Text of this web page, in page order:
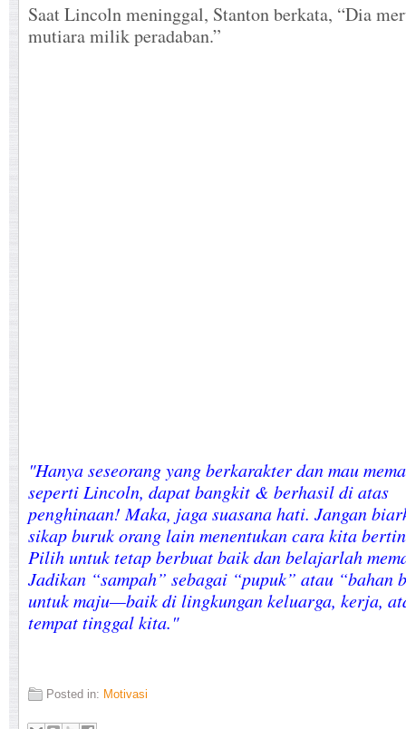
Saat Lincoln meninggal, Stanton berkata, “Dia
mutiara milik peradaban.”
"Hanya seseorang yang berkarakter dan mau
seperti Lincoln, dapat bangkit & berhasil di atas
penghinaan! Maka, jaga suasana hati. Jangan
sikap buruk orang lain menentukan cara kita
Pilih untuk tetap berbuat baik dan belajarlah
Jadikan “sampah” sebagai “pupuk” atau “bahan
untuk maju—baik di lingkungan keluarga, kerja,
tempat tinggal kita."
Posted in: Motivasi